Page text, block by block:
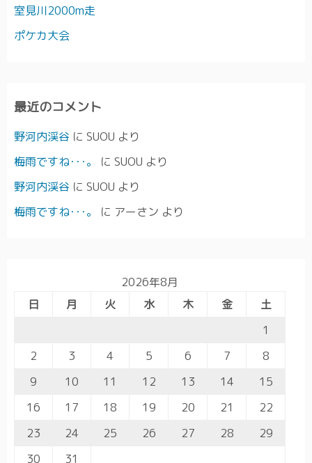
室見川2000m走
ポケカ大会
最近のコメント
野河内渓谷 に SUOU より
梅雨ですね･･･。
に SUOU より
野河内渓谷 に SUOU より
梅雨ですね･･･。
に アーさン より
2026年8月
日
月 火 水 木 金
土
1
2
3 4 5 6 7
8
9
10 11 12 13 14
15
16
17 18 19 20 21
22
23
24 25 26 27 28
29
30
31